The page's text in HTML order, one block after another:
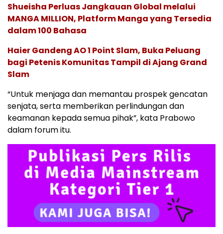
Shueisha Perluas Jangkauan Global melalui
MANGA MILLION, Platform Manga yang Tersedia
dalam 100 Bahasa
Haier Gandeng AO 1 Point Slam, Buka Peluang
bagi Petenis Komunitas Tampil di Ajang Grand
Slam
“Untuk menjaga dan memantau prospek gencatan
senjata, serta memberikan perlindungan dan
keamanan kepada semua pihak”, kata Prabowo
dalam forum itu.